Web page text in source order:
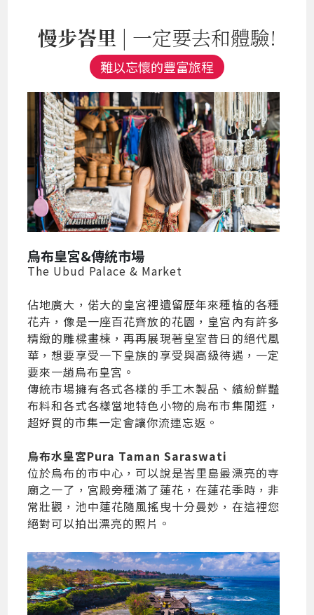
慢步峇里 | 一定要去和體驗!
難以忘懷的豐富旅程
烏布皇宮&傳統市場
The Ubud Palace & Market
佔地廣大，偌大的皇宮裡遺留歷年來種植的各種
花卉，像是一座百花齊放的花園，皇宮內有許多
精緻的雕樑畫棟，再再展現著皇室昔日的絕代風
華，想要享受一下皇族的享受與高級待遇，一定
要來一趟烏布皇宮。
傳統市場擁有各式各樣的手工木製品、繽紛鮮豔
布料和各式各樣當地特色小物的烏布市集閒逛，
超好買的市集一定會讓你流連忘返。
烏布水皇宮Pura Taman Saraswati
位於烏布的市中心，可以說是峇里島最漂亮的寺
廟之一了，宮殿旁種滿了蓮花，在蓮花季時，非
常壯觀，池中蓮花隨風搖曳十分曼妙，在這裡您
絕對可以拍出漂亮的照片。